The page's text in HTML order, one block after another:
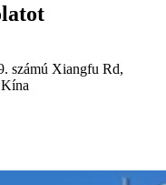
számú Xiangfu Rd,